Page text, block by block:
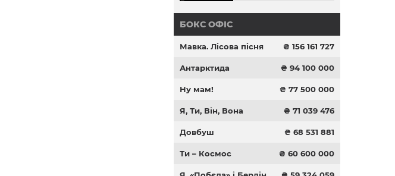
БОКС ОФІС
Мавка. Лісова пісня ₴ 156 161 727
Антарктида ₴ 94 100 000
Ну мам! ₴ 77 500 000
Я, Ти, Він, Вона ₴ 71 039 476
Довбуш ₴ 68 531 881
Ти – Космос ₴ 60 600 000